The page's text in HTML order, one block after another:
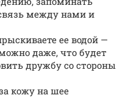
между нами и
ее водой —
даже, что будет
дружбу со стороны
кожу на шее